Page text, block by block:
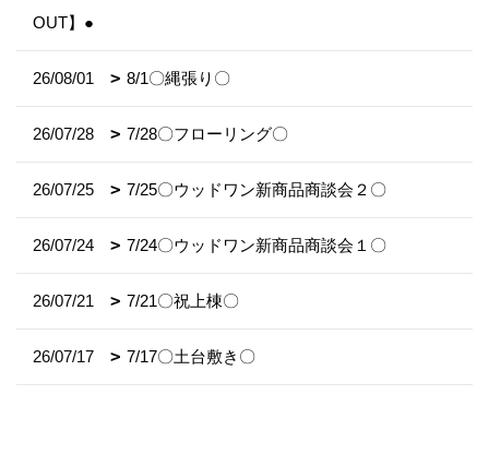
OUT】●
26/08/01 8/1〇縄張り〇
26/07/28 7/28〇フローリング〇
26/07/25 7/25〇ウッドワン新商品商談会２〇
26/07/24 7/24〇ウッドワン新商品商談会１〇
26/07/21 7/21〇祝上棟〇
26/07/17 7/17〇土台敷き〇